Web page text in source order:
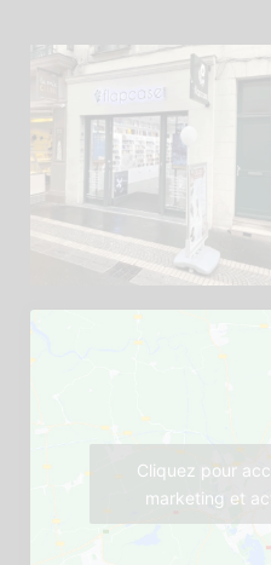
Cliquez pour
marketing et